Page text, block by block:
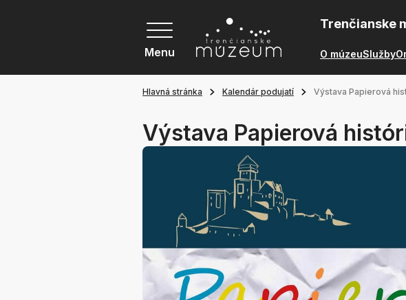
Menu
Trenčianske
O múzeuSlužby
Hlavná stránka Kalendár podujatí Výstava Papierová
Výstava Papierová